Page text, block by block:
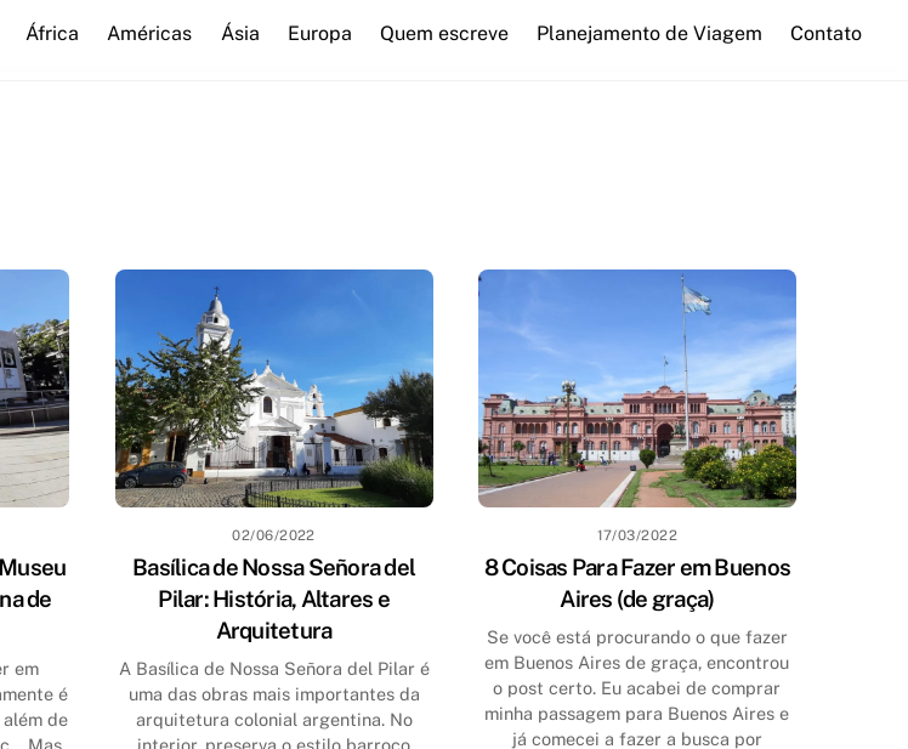
África Américas Ásia Europa Quem escreve Planejamento de Viagem Contato
de
em
é
de
Mas
02/06/2022
Basílica de Nossa Señora del
Pilar: História, Altares e
Arquitetura
A Basílica de Nossa Señora del Pilar é
uma das obras mais importantes da
arquitetura colonial argentina. No
interior, preserva o estilo barroco
17/03/2022
8 Coisas Para Fazer em Buenos
Aires (de graça)
Se você está procurando o que fazer
em Buenos Aires de graça, encontrou
o post certo. Eu acabei de comprar
minha passagem para Buenos Aires e
já comecei a fazer a busca por